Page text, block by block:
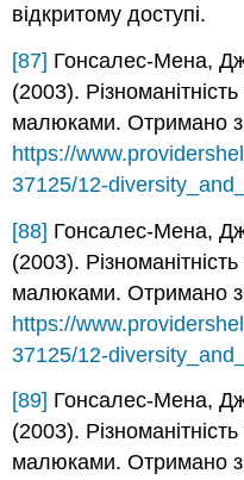
відкритому доступі.
[87] Гонсалес-Мена,
(2003).
малюками. Отримано з
https://
37125/12-
[88] Гонсалес-Мена,
(2003).
малюками. Отримано з
https://
37125/12-
[89] Гонсалес-Мена,
(2003).
малюками. Отримано з